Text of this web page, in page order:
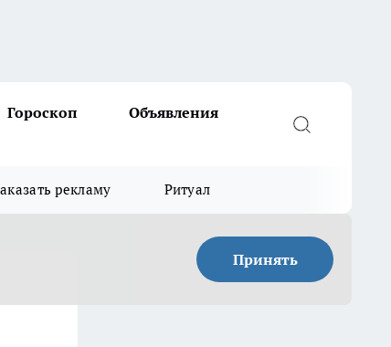
Гороскоп
Объявления
рекламу Ритуал
Принять